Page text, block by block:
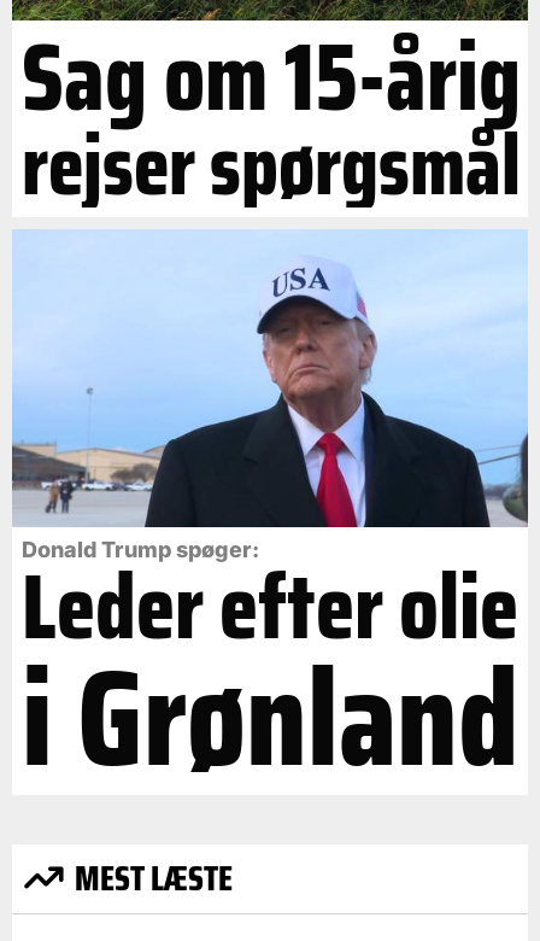
Sag om 15-årig
rejser spørgsmål
Donald Trump spøger:
Leder efter olie
i Grønland
MEST LÆSTE